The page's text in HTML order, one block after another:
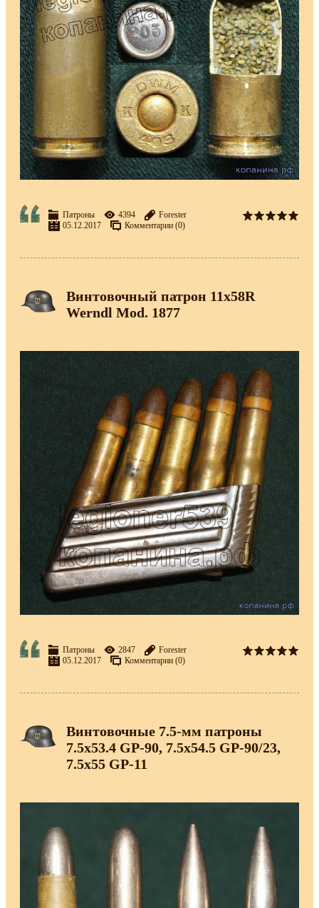
Патроны 4394
Forester
05.12.2017
Комментарии (0)
Винтовочный патрон 11х58R
Werndl Моd. 1877
Патроны 2847
Forester
05.12.2017
Комментарии (0)
Винтовочные 7.5-мм патроны
7.5х53.4 GP-90, 7.5х54.5 GP-90/23,
7.5х55 GP-11